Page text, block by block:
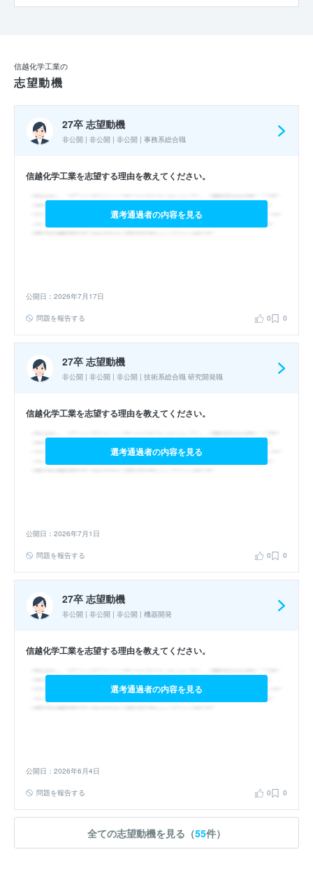
信越化学工業の
志望動機
27卒 志望動機
非公開 | 非公開 | 非公開 | 事務系総合職
信越化学工業を志望する理由を教えてください。
選考通過者の内容を見る
公開日：2026年7月17日
問題を報告する 0 0
27卒 志望動機
非公開 | 非公開 | 非公開 | 技術系総合職 研究開発職
信越化学工業を志望する理由を教えてください。
選考通過者の内容を見る
公開日：2026年7月1日
問題を報告する 0 0
27卒 志望動機
非公開 | 非公開 | 非公開 | 機器開発
信越化学工業を志望する理由を教えてください。
選考通過者の内容を見る
公開日：2026年6月4日
問題を報告する 0 0
全ての志望動機を見る（55件）